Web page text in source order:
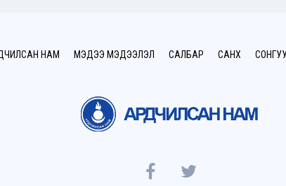
НАМ МЭДЭЭ МЭДЭЭЛЭЛ САЛБАР САНХҮҮ